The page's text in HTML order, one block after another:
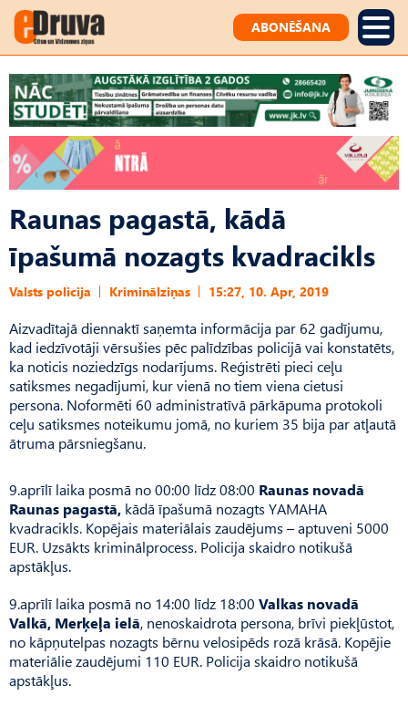
ABONĒŠANA
Raunas pagastā, kādā
īpašumā nozagts kvadracikls
Valsts policija Kriminālziņas 15:27, 10. Apr, 2019
Aizvadītajā diennaktī saņemta informācija par 62 gadījumu,
kad iedzīvotāji vērsušies pēc palīdzības policijā vai konstatēts,
ka noticis noziedzīgs nodarījums. Reģistrēti pieci ceļu
satiksmes negadījumi, kur vienā no tiem viena cietusi
persona. Noformēti 60 administratīvā pārkāpuma protokoli
ceļu satiksmes noteikumu jomā, no kuriem 35 bija par atļautā
ātruma pārsniegšanu.
9.aprīlī laika posmā no 00:00 līdz 08:00 Raunas novadā
Raunas pagastā, kādā īpašumā nozagts YAMAHA
kvadracikls. Kopējais materiālais zaudējums – aptuveni 5000
EUR. Uzsākts kriminālprocess. Policija skaidro notikušā
apstākļus.
9.aprīlī laika posmā no 14:00 līdz 18:00 Valkas novadā
Valkā, Merķeļa ielā, nenoskaidrota persona, brīvi piekļūstot,
no kāpņutelpas nozagts bērnu velosipēds rozā krāsā. Kopējie
materiālie zaudējumi 110 EUR. Policija skaidro notikušā
apstākļus.